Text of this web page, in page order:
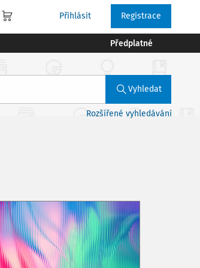
Přihlásit Registrace
Předplatné
Vyhledat
Rozšířené vyhledávání